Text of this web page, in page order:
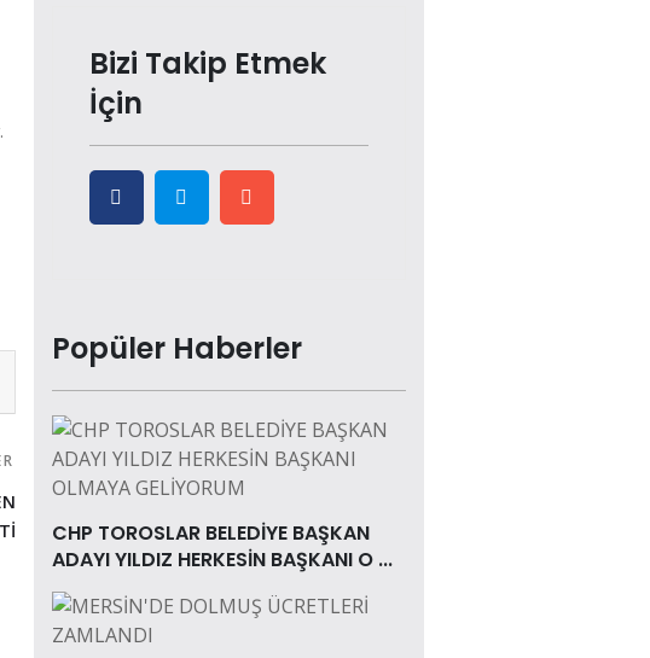
Bizi Takip Etmek
İçin
Popüler Haberler
CHP TOROSLAR BELEDİYE BAŞKAN
ADAYI YILDIZ HERKESİN BAŞKANI O ...